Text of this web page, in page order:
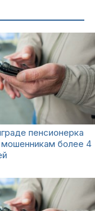
пенсионерка
мошенникам более 4